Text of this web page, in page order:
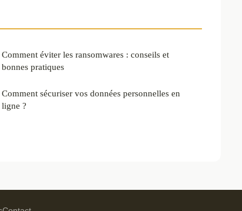
Comment éviter les ransomwares : conseils et
bonnes pratiques
Comment sécuriser vos données personnelles en
ligne ?